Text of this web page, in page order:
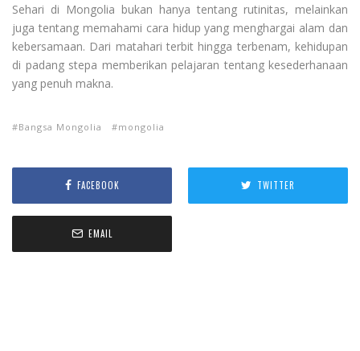
Sehari di Mongolia bukan hanya tentang rutinitas, melainkan
juga tentang memahami cara hidup yang menghargai alam dan
kebersamaan. Dari matahari terbit hingga terbenam, kehidupan
di padang stepa memberikan pelajaran tentang kesederhanaan
yang penuh makna.
Bangsa Mongolia mongolia
FACEBOOK TWITTER
EMAIL